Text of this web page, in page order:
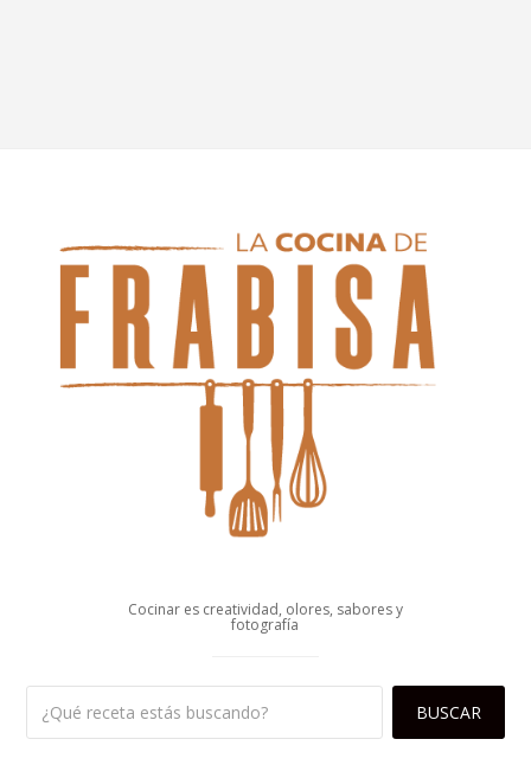
Cocinar es creatividad, olores, sabores y
fotografía